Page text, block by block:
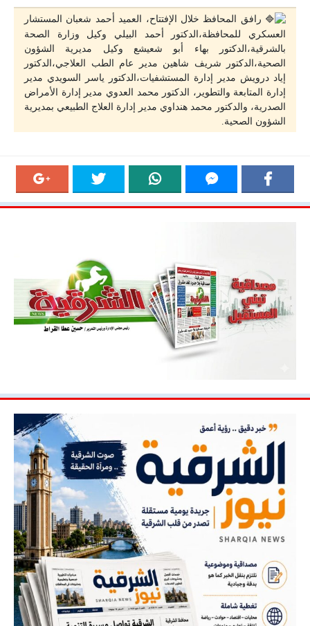
رافق المحافظ خلال الإفتتاح، العميد أحمد شعبان المستشار
العسكري للمحافظة،الدكتور أحمد البيلي وكيل وزارة الصحة
بالشرقية،الدكتور بهاء أبو شعيشع وكيل مديرية الشؤون
الصحية،الدكتور شريف شاهين مدير عام الطب العلاجي،الدكتور
إياد درويش مدير إدارة المستشفيات،الدكتور ياسر السويدي مدير
إدارة المتابعة والتطوير، الدكتور محمد العدوي مدير إدارة الأمراض
الصدرية، والدكتور محمد هنداوي مدير إدارة العلاج الطبيعي بمديرية
الشؤون الصحية.